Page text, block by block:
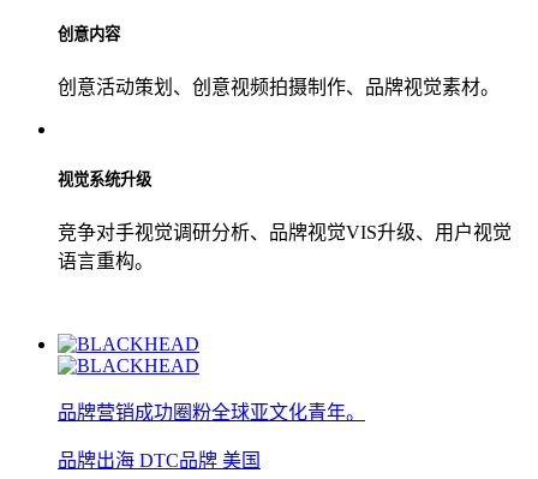
创意内容
创意活动策划、创意视频拍摄制作、品牌视觉素材。
视觉系统升级
竞争对手视觉调研分析、品牌视觉VIS升级、用户视觉
语言重构。
品牌营销成功圈粉全球亚文化青年。
品牌出海 DTC品牌 美国